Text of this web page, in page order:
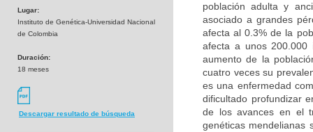
Lugar:
Instituto de Genética-Universidad Nacional
de Colombia
Duración:
18 meses
Descargar resultado de búsqueda
población adulta y
asociado a grandes
afecta al 0.3% de la
afecta a unos 200.000
aumento de la
cuatro veces su
es una enfermedad
dificultado profundizar
de los avances en el
genéticas mendelianas